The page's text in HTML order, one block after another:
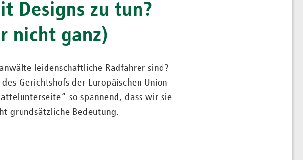
Designs zu tun?
nicht ganz)
leidenschaftliche Radfahrer sind?
Gerichtshofs der Europäischen Union
so spannend, dass wir sie
grundsätzliche Bedeutung.